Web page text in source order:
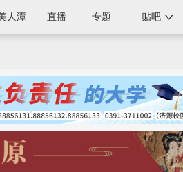
人潭 直播 专题 贴吧